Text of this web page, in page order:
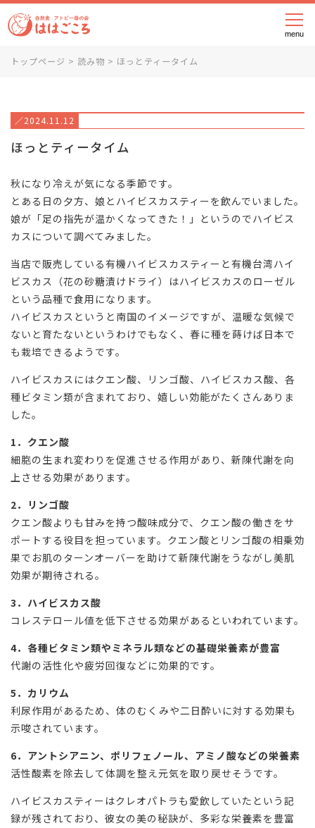
メニ
トップページ > 読み物 > ほっとティータイム
／2024.11.12
ほっとティータイム
秋になり冷えが気になる季節です。
とある日の夕方、娘とハイビスカスティーを飲んでいました。
娘が「足の指先が温かくなってきた！」というのでハイビス
カスについて調べてみました。
当店で販売している有機ハイビスカスティーと有機台湾ハイ
ビスカス（花の砂糖漬けドライ）はハイビスカスのローゼル
という品種で食用になります。
ハイビスカスというと南国のイメージですが、温暖な気候で
ないと育たないというわけでもなく、春に種を蒔けば日本で
も栽培できるようです。
ハイビスカスにはクエン酸、リンゴ酸、ハイビスカス酸、各
種ビタミン類が含まれており、嬉しい効能がたくさんありま
した。
1．クエン酸
細胞の生まれ変わりを促進させる作用があり、新陳代謝を向
上させる効果があります。
2．リンゴ酸
クエン酸よりも甘みを持つ酸味成分で、クエン酸の働きをサ
ポートする役目を担っています。クエン酸とリンゴ酸の相乗効
果でお肌のターンオーバーを助けて新陳代謝をうながし美肌
効果が期待される。
3．ハイビスカス酸
コレステロール値を低下させる効果があるといわれています。
4．各種ビタミン類やミネラル類などの基礎栄養素が豊富
代謝の活性化や疲労回復などに効果的です。
5．カリウム
利尿作用があるため、体のむくみや二日酔いに対する効果も
示唆されています。
6．アントシアニン、ポリフェノール、アミノ酸などの栄養素
活性酸素を除去して体調を整え元気を取り戻せそうです。
ハイビスカスティーはクレオパトラも愛飲していたという記
録が残されており、彼女の美の秘訣が、多彩な栄養素を豊富